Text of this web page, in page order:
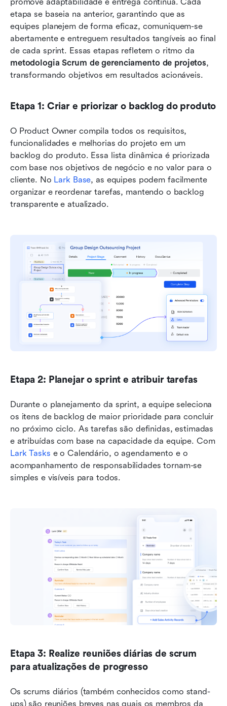
etapa se baseia na anterior, garantindo que as
equipes planejem de forma eficaz, comuniquem-se
abertamente e entreguem resultados tangíveis ao final
metodologia Scrum de gerenciamento de projetos,
transformando objetivos em resultados acionáveis.
Etapa 1: Criar e priorizar o backlog do produto
O Product Owner compila todos os requisitos,
funcionalidades e melhorias do projeto em um
backlog do produto. Essa lista dinâmica é priorizada
com base nos objetivos de negócio e no valor para o
cliente. No Lark Base, as equipes podem facilmente
organizar e reordenar tarefas, mantendo o backlog
transparente e atualizado.
Etapa 2: Planejar o sprint e atribuir tarefas
Durante o planejamento da sprint, a equipe seleciona
os itens de backlog de maior prioridade para concluir
no próximo ciclo. As tarefas são definidas, estimadas
e atribuídas com base na capacidade da equipe. Com
Lark Tasks e o Calendário, o agendamento e o
acompanhamento de responsabilidades tornam-se
simples e visíveis para todos.
Etapa 3: Realize reuniões diárias de scrum
para atualizações de progresso
Os scrums diários (também conhecidos como stand-
ups) são reuniões breves nas quais os membros da